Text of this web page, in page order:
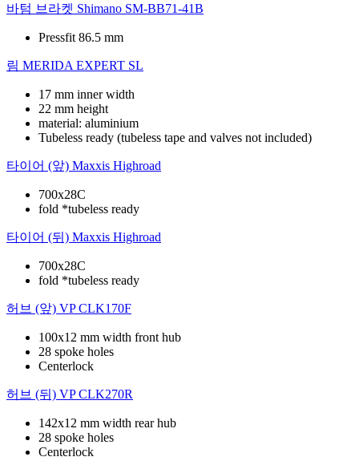
바텀 브라켓 Shimano SM-BB71-41B
Pressfit 86.5 mm
림 MERIDA EXPERT SL
17 mm inner width
22 mm height
material: aluminium
Tubeless ready (tubeless tape and valves not included)
타이어 (앞) Maxxis Highroad
700x28C
fold *tubeless ready
타이어 (뒤) Maxxis Highroad
700x28C
fold *tubeless ready
허브 (앞) VP CLK170F
100x12 mm width front hub
28 spoke holes
Centerlock
허브 (뒤) VP CLK270R
142x12 mm width rear hub
28 spoke holes
Centerlock